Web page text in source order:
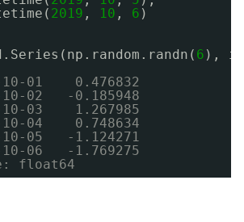
2019 , 10 , 6 )
6 ),
01    0.476832
02   -0.185948
03    1.267985
04    0.748634
05   -1.124271
06   -1.769275
float64